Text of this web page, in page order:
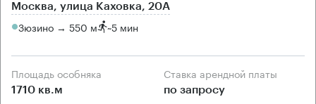
Москва, улица Каховка, 20А
Зюзино → 550 м ~5 мин
Площадь особняка
1710 кв.м
Ставка арендной платы
по запросу